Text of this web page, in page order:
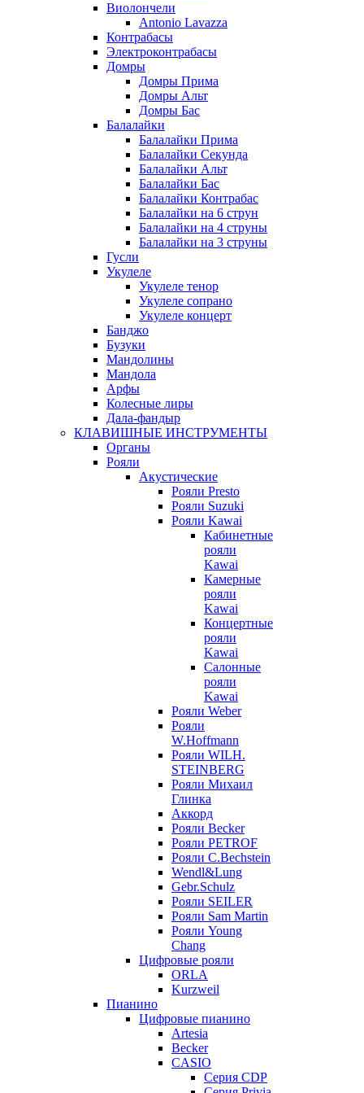
Виолончели
Antonio Lavazza
Контрабасы
Электроконтрабасы
Домры
Домры Прима
Домры Альт
Домры Бас
Балалайки
Балалайки Прима
Балалайки Секунда
Балалайки Альт
Балалайки Бас
Балалайки Контрабас
Балалайки на 6 струн
Балалайки на 4 струны
Балалайки на 3 струны
Гусли
Укулеле
Укулеле тенор
Укулеле сопрано
Укулеле концерт
Банджо
Бузуки
Мандолины
Мандола
Арфы
Колесные лиры
Дала-фандыр
КЛАВИШНЫЕ ИНСТРУМЕНТЫ
Органы
Рояли
Акустические
Рояли Presto
Рояли Suzuki
Рояли Kawai
Кабинетные
рояли
Kawai
Камерные
рояли
Kawai
Концертные
рояли
Kawai
Салонные
рояли
Kawai
Рояли Weber
Рояли
W.Hoffmann
Рояли WILH.
STEINBERG
Рояли Михаил
Глинка
Аккорд
Рояли Becker
Рояли PETROF
Рояли C.Bechstein
Wendl&Lung
Gebr.Schulz
Рояли SEILER
Рояли Sam Martin
Рояли Young
Chang
Цифровые рояли
ORLA
Kurzweil
Пианино
Цифровые пианино
Artesia
Becker
CASIO
Серия CDP